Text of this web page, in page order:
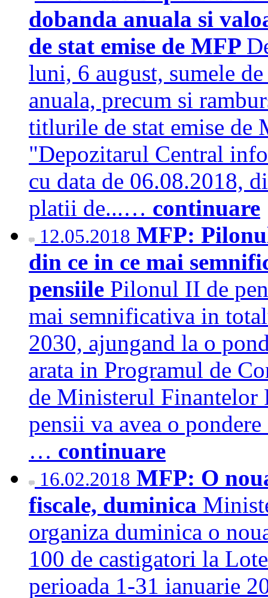
dobanda anuala si
de stat emise de MFP
luni, 6 august, sumele
anuala, precum si
titlurile de stat emise de
"Depozitarul Central
cu data de 06.08.2018,
platii de...… continuare
12.05.2018 MFP:
din ce in ce mai
pensiile Pilonul II de
mai semnificativa in
2030, ajungand la o
arata in Programul de
de Ministerul
pensii va avea o
… continuare
16.02.2018 MFP: O
fiscale, duminica
organiza duminica o
100 de castigatori la
perioada 1-31 ianuarie